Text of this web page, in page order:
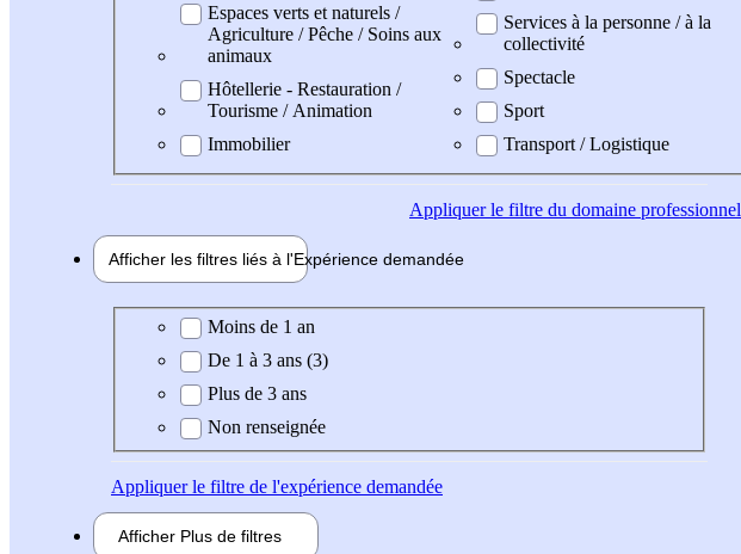
Espaces verts et naturels /
Agriculture / Pêche / Soins aux
animaux
Hôtellerie - Restauration /
Tourisme / Animation
Immobilier
Services à la personne / à la
collectivité
Spectacle
Sport
Transport / Logistique
Appliquerle filtre du domaine professionnel
Afficher les filtres liés à l'Expérience demandée
Expérience demandée
Moins de 1 an
De 1 à 3 ans (3)
Plus de 3 ans
Non renseignée
Appliquerle filtre de l'expérience demandée
Afficher Plus de filtres